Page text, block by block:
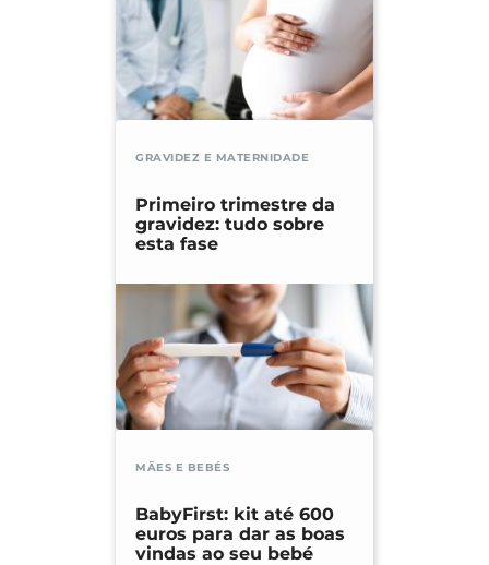
GRAVIDEZ E MATERNIDADE
Primeiro trimestre da
gravidez: tudo sobre
esta fase
MÃES E BEBÉS
BabyFirst: kit até 600
euros para dar as boas
vindas ao seu bebé